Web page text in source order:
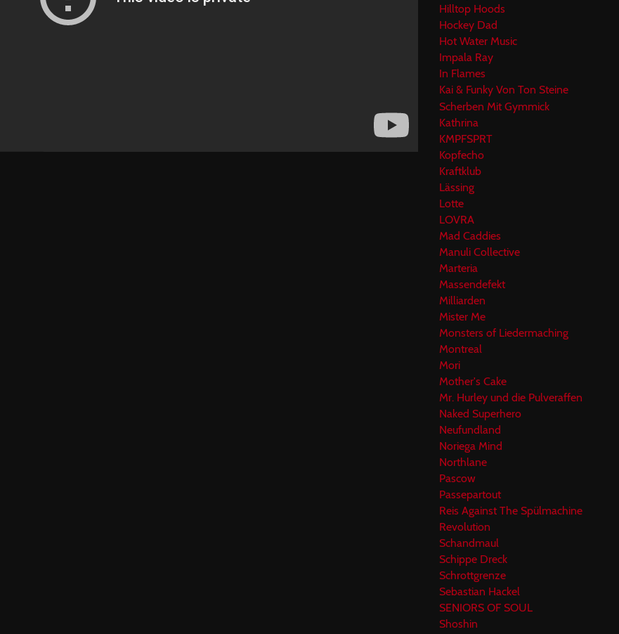
Hilltop Hoods
Hockey Dad
Hot Water Music
Impala Ray
In Flames
Kai & Funky Von Ton Steine
Scherben Mit Gymmick
Kathrina
KMPFSPRT
Kopfecho
Kraftklub
Lässing
Lotte
LOVRA
Mad Caddies
Manuli Collective
Marteria
Massendefekt
Milliarden
Mister Me
Monsters of Liedermaching
Montreal
Mori
Mother's Cake
Mr. Hurley und die Pulveraffen
Naked Superhero
Neufundland
Noriega Mind
Northlane
Pascow
Passepartout
Reis Against The Spülmachine
Revolution
Schandmaul
Schippe Dreck
Schrottgrenze
Sebastian Hackel
SENIORS OF SOUL
Shoshin